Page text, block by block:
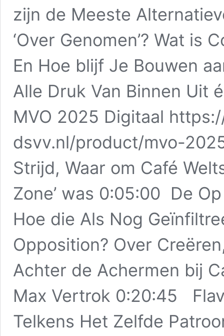
zijn de Meeste
‘Over Genomen’? Wat is
En Hoe blijf Je Bouwen
Alle Druk Van Binnen Uit
MVO 2025 Digitaal
dsvv.nl/product/mvo-
Strijd, Waar om Café
Zone’ was 0:05:00 De
Hoe die Als Nog
Opposition? Over
Achter de Achermen bij
Max Vertrok 0:20:45
Telkens Het Zelfde